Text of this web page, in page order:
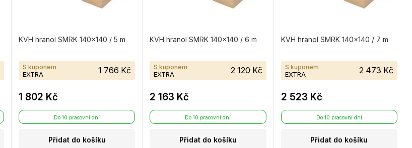
KVH hranol SMRK 140×140 / 5 m
S kuponem
EXTRA 1 766 Kč
1 802 Kč
Do 10 pracovní dní
Přidat do košíku
KVH hranol SMRK 140×140 / 6 m
S kuponem
EXTRA 2 120 Kč
2 163 Kč
Do 10 pracovní dní
Přidat do košíku
KVH hranol SMRK 140×140 / 7 m
S kuponem
EXTRA 2 473 Kč
2 523 Kč
Do 10 pracovní dní
Přidat do košíku